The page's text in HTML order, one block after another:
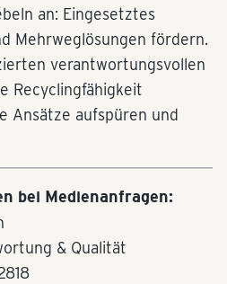
an: Eingesetztes
Mehrweglösungen fördern.
verantwortungsvollen
Recyclingfähigkeit
Ansätze aufspüren und
bei Medienanfragen:
& Qualität